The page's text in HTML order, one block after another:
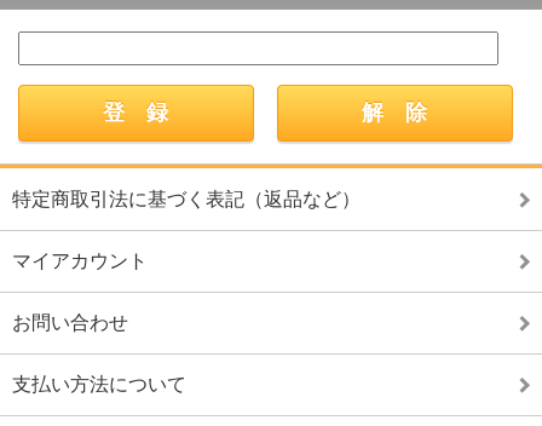
特定商取引法に基づく表記（返品など）
マイアカウント
お問い合わせ
支払い方法について